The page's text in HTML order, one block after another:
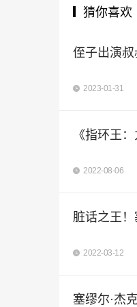
猜你喜欢
侄子出演
2023-01-31
《指环王
2022-08-06
脏话之王！
2022-03-12
塞缪尔·杰